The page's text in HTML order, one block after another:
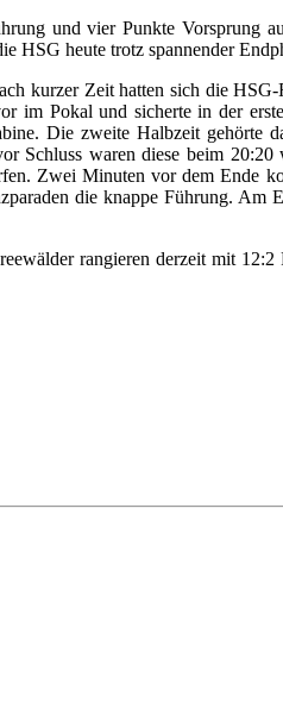
und vier Punkte Vorsprung
HSG heute trotz spannender
kurzer Zeit hatten sich die
im Pokal und sicherte in der
Die zweite Halbzeit gehörte
Schluss waren diese beim
Zwei Minuten vor dem Ende
die knappe Führung. Am
rangieren derzeit mit